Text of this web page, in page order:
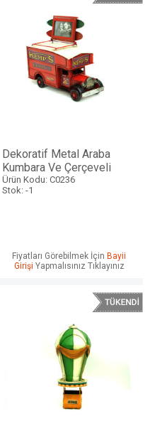
Dekoratif Metal Araba
Kumbara Ve Çerçeveli
Ürün Kodu: C0236
Stok: -1
Fiyatları Görebilmek İçin Bayii
Girişi Yapmalısınız Tıklayınız